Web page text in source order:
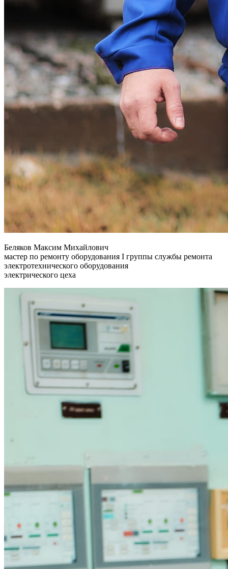
Беляков Максим Михайлович
мастер по ремонту оборудования I группы службы ремонта
электротехнического оборудования
электрического цеха